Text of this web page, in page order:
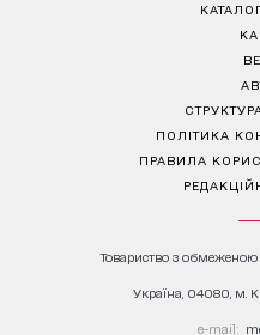
ПОЛІТИКА
ПРАВИЛА
Товариство з обмеженою
Україна, 04080, м.
е-mail: